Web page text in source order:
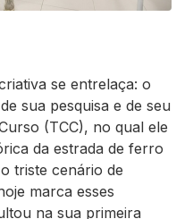
se entrelaça: o
sua pesquisa e de seu
(TCC), no qual ele
da estrada de ferro
triste cenário de
marca esses
na sua primeira